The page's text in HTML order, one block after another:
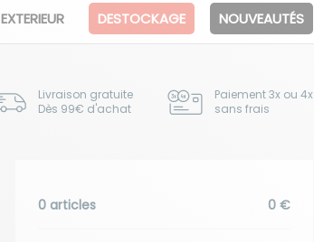
EXTERIEUR DESTOCKAGE NOUVEAUTÉS
Livraison gratuite
Dès 99€ d'achat
Paiement 3x ou 4x
sans frais
0 articles 0 €